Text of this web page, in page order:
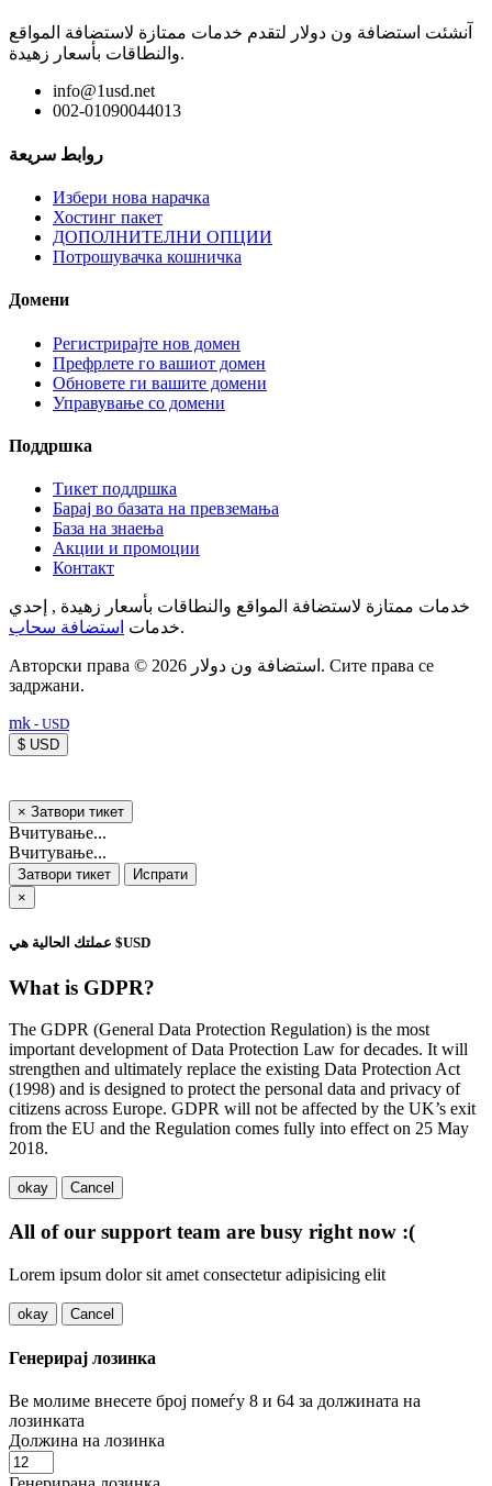
آنشئت استضافة ون دولار لتقدم خدمات ممتازة لاستضافة المواقع
والنطاقات بأسعار زهيدة.
info@1usd.net
002-01090044013
روابط سريعة
Избери нова нарачка
Хостинг пакет
ДОПОЛНИТЕЛНИ ОПЦИИ
Потрошувачка кошничка
Домени
Регистрирајте нов домен
Префрлете го вашиот домен
Обновете ги вашите домени
Управување со домени
Поддршка
Тикет поддршка
Барај во базата на превземања
База на знаења
Акции и промоции
Контакт
خدمات ممتازة لاستضافة المواقع والنطاقات بأسعار زهيدة , إحدي
خدمات استضافة سحاب .
Авторски права © 2026 استضافة ون دولار. Сите права се
задржани.
mk - USD
$ USD
× Затвори тикет
Вчитување...
Вчитување...
Затвори тикет
Испрати
×
عملتك الحالية هي $USD
What is GDPR?
The GDPR (General Data Protection Regulation) is the most
important development of Data Protection Law for decades. It will
strengthen and ultimately replace the existing Data Protection Act
(1998) and is designed to protect the personal data and privacy of
citizens across Europe. GDPR will not be affected by the UK’s exit
from the EU and the Regulation comes fully into effect on 25 May
2018.
okay Cancel
All of our support team are busy right now :(
Lorem ipsum dolor sit amet consectetur adipisicing elit
okay Cancel
Генерирај лозинка
Ве молиме внесете број помеѓу 8 и 64 за должината на
лозинката
Должина на лозинка